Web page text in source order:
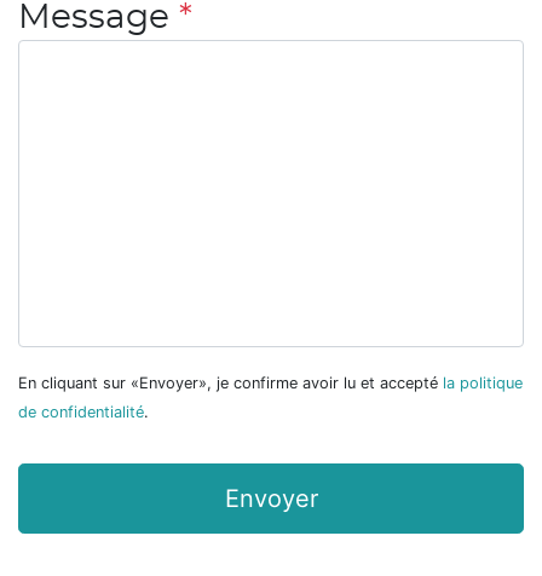
Message *
Recaptcha
En cliquant sur «Envoyer», je confirme avoir lu et accepté la politique
de confidentialité.